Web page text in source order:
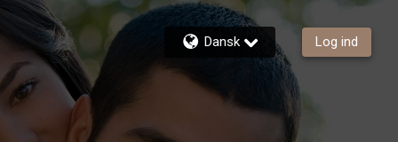
Dansk Log ind